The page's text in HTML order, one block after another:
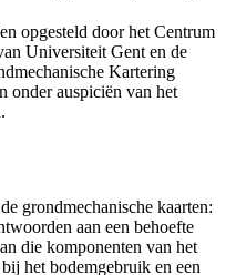
opgesteld door het Centrum
Universiteit Gent en de
Kartering
onder auspiciën van het
grondmechanische kaarten:
aan een behoefte
die komponenten van het
het bodemgebruik en een